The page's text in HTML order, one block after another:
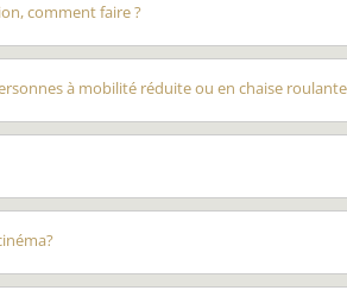
comment faire ?
à mobilité réduite ou en chaise